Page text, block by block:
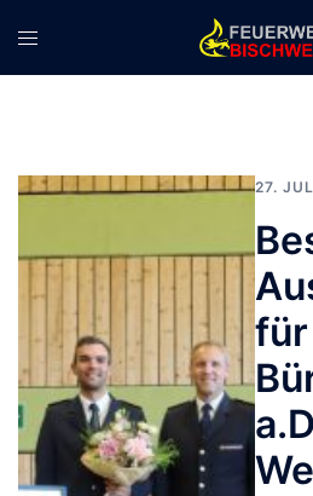
Inhalt
springen
Menü
umschalten
27.
für